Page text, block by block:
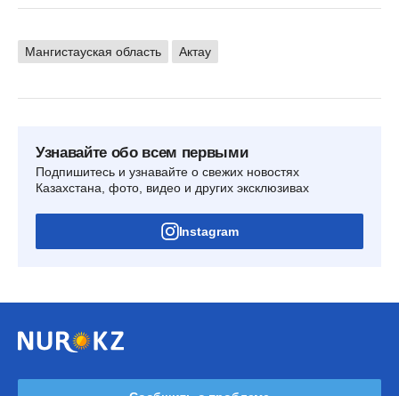
Мангистауская область Актау
Узнавайте обо всем первыми
Подпишитесь и узнавайте о свежих новостях
Казахстана, фото, видео и других эксклюзивах
Instagram